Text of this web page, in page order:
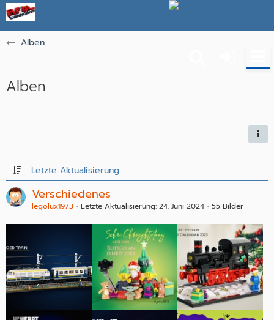
Alben
Alben
Letzte Aktualisierung
Verschiedenes
legolux1973 Letzte Aktualisierung: 24. Juni 2024 55 Bilder